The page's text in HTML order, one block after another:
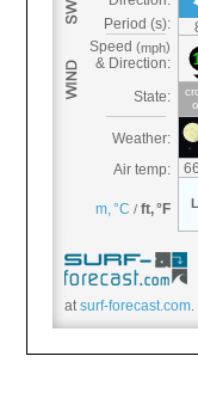
atsurf-forecast.com.